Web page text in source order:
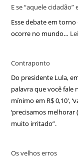
E se “aquele
Esse debate em
ocorre no mundo…
Contraponto
Do presidente Lula,
palavra que você fale
mínimo em R$ 0,10′,
‘precisamos melhorar
muito irritado”.
Os velhos erros